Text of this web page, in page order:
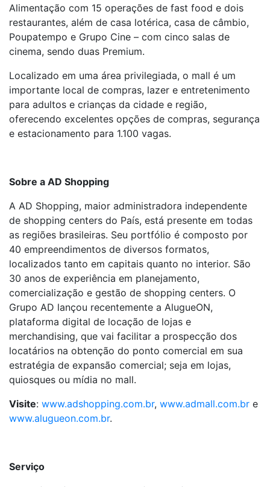
Alimentação com 15 operações de fast food e dois
restaurantes, além de casa lotérica, casa de câmbio,
Poupatempo e Grupo Cine – com cinco salas de
cinema, sendo duas Premium.
Localizado em uma área privilegiada, o mall é um
importante local de compras, lazer e entretenimento
para adultos e crianças da cidade e região,
oferecendo excelentes opções de compras, segurança
e estacionamento para 1.100 vagas.
Sobre a AD Shopping
A AD Shopping, maior administradora independente
de shopping centers do País, está presente em todas
as regiões brasileiras. Seu portfólio é composto por
40 empreendimentos de diversos formatos,
localizados tanto em capitais quanto no interior. São
30 anos de experiência em planejamento,
comercialização e gestão de shopping centers. O
Grupo AD lançou recentemente a AlugueON,
plataforma digital de locação de lojas e
merchandising, que vai facilitar a prospecção dos
locatários na obtenção do ponto comercial em sua
estratégia de expansão comercial; seja em lojas,
quiosques ou mídia no mall.
Visite: www.adshopping.com.br, www.admall.com.br e
www.alugueon.com.br.
Serviço